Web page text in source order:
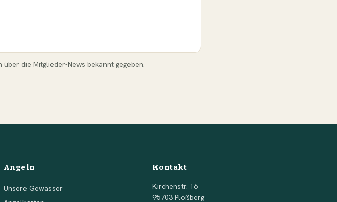
die Mitglieder-News bekannt gegeben.
Angeln
Unsere Gewässer
Kontakt
Kirchenstr. 16
95703 Plößberg